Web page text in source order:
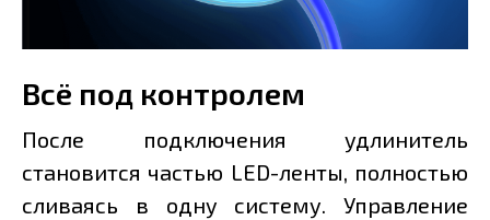
Всё под контролем
После подключения удлинитель
становится частью LED-ленты, полностью
сливаясь в одну систему. Управление